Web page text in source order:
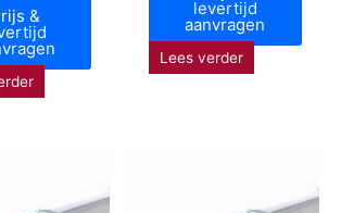
& levertijd
aanvragen
Lees verder